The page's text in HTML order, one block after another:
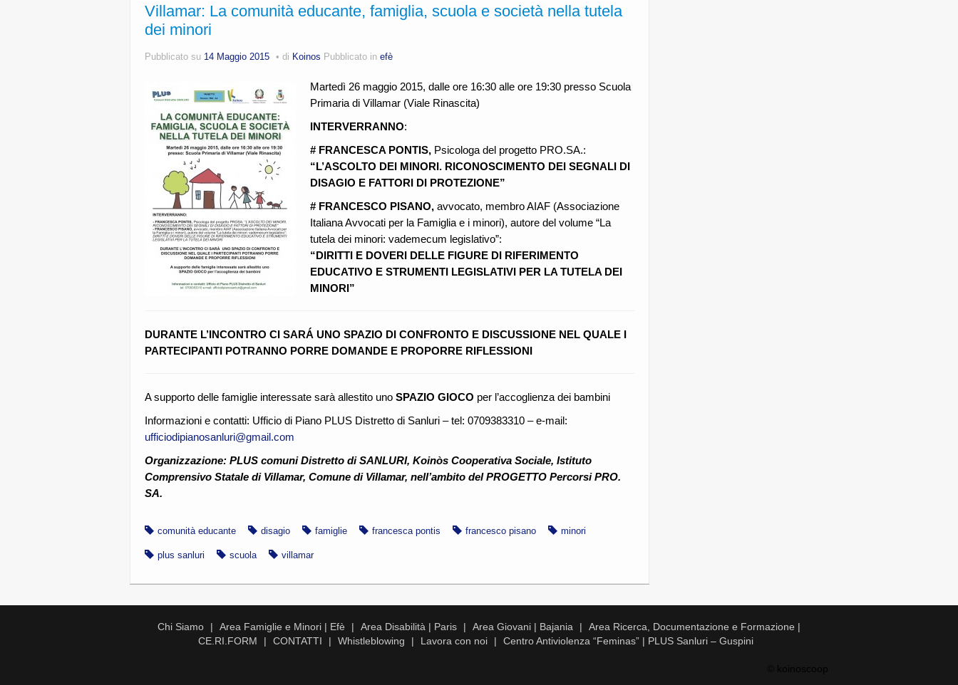
Villamar: La comunità educante, famiglia, scuola e società nella tutela
dei minori
Pubblicato su 14 Maggio 2015 di Koinos Pubblicato in efè
Martedì 26 maggio 2015, dalle ore 16:30 alle ore 19:30 presso Scuola
Primaria di Villamar (Viale Rinascita)
INTERVERRANNO:
# FRANCESCA PONTIS, Psicologa del progetto PRO.SA.:
“L’ASCOLTO DEI MINORI. RICONOSCIMENTO DEI SEGNALI DI
DISAGIO E FATTORI DI PROTEZIONE”
# FRANCESCO PISANO, avvocato, membro AIAF (Associazione
Italiana Avvocati per la Famiglia e i minori), autore del volume “La
tutela dei minori: vademecum legislativo”:
“DIRITTI E DOVERI DELLE FIGURE DI RIFERIMENTO
EDUCATIVO E STRUMENTI LEGISLATIVI PER LA TUTELA DEI
MINORI”
DURANTE L’INCONTRO CI SARÁ UNO SPAZIO DI CONFRONTO E DISCUSSIONE NEL QUALE I
PARTECIPANTI POTRANNO PORRE DOMANDE E PROPORRE RIFLESSIONI
A supporto delle famiglie interessate sarà allestito uno SPAZIO GIOCO per l’accoglienza dei bambini
Informazioni e contatti: Ufficio di Piano PLUS Distretto di Sanluri – tel: 0709383310 – e-mail:
ufficiodipianosanluri@gmail.com
Organizzazione: PLUS comuni Distretto di SANLURI, Koinòs Cooperativa Sociale, Istituto
Comprensivo Statale di Villamar, Comune di Villamar, nell’ambito del PROGETTO Percorsi PRO.
SA.
comunità educante disagio famiglie francesca pontis francesco pisano minori
plus sanluri scuola villamar
Chi Siamo Area Famiglie e Minori | Efè Area Disabilità | Paris Area Giovani | Bajania
Area Ricerca, Documentazione e Formazione |
CE.RI.FORM
CONTATTI Whistleblowing Lavora con noi Centro Antiviolenza “Feminas” | PLUS Sanluri – Guspini